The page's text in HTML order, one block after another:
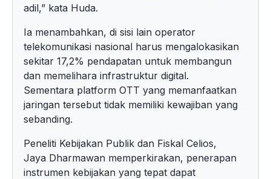
adil,” kata Huda.
Ia menambahkan, di sisi lain operator
telekomunikasi nasional harus mengalokasikan
sekitar 17,2% pendapatan untuk membangun
dan memelihara infrastruktur digital.
Sementara platform OTT yang memanfaatkan
jaringan tersebut tidak memiliki kewajiban yang
sebanding.
Peneliti Kebijakan Publik dan Fiskal Celios,
Jaya Dharmawan memperkirakan, penerapan
instrumen kebijakan yang tepat dapat